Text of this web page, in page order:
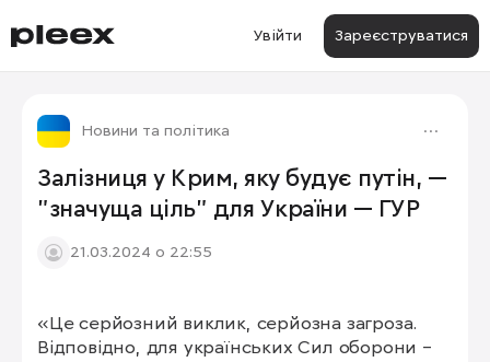
Увійти Зареєструватися
Новини та політика
Залізниця у Крим, яку будує путін, —
"значуща ціль" для України — ГУР
21.03.2024 о 22:55
«Це серйозний виклик, серйозна загроза.
Відповідно, для українських Сил оборони –